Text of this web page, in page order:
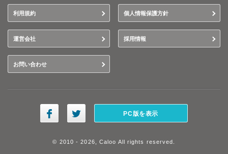
利用規約 個人情報保護方針
運営会社 採用情報
お問い合わせ
PC版を表示
© 2010 - 2026, Caloo All rights reserved.